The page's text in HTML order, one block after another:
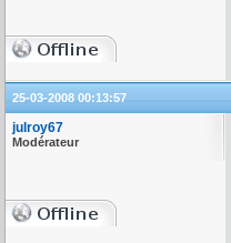
25-03-2008 00:13:57
julroy67
Modérateur